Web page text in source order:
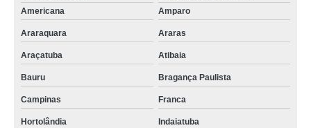
Americana
Amparo
Araraquara Araras
Araçatuba Atibaia
Bauru Bragança Paulista
Campinas Franca
Hortolândia Indaiatuba